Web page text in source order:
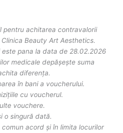
pentru achitarea contravalorii
Beauty Art Aesthetics.
este pana la data de 28.02.2026
medicale depășește suma
diferența.
în bani a voucherului.
cu voucherul.
vouchere.
o singură dată.
acord și în limita locurilor